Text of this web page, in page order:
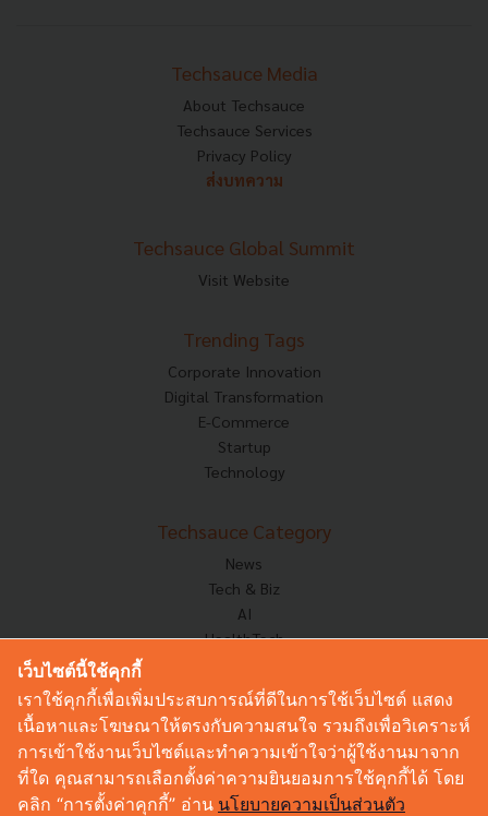
Techsauce Media
About Techsauce
Techsauce Services
Privacy Policy
ส่งบทความ
Techsauce Global Summit
Visit Website
Trending Tags
Corporate Innovation
Digital Transformation
E-Commerce
Startup
Technology
Techsauce Category
News
Tech & Biz
AI
HealthTech
Corp Innov
Saucy Thoughts
Sustainable
Videos
เว็บไซต์นี้ใช้คุกกี้
เราใช้คุกกี้เพื่อเพิ่มประสบการณ์ที่ดีในการใช้เว็บไซต์ แสดง
เนื้อหาและโฆษณาให้ตรงกับความสนใจ รวมถึงเพื่อวิเคราะห์
การเข้าใช้งานเว็บไซต์และทำความเข้าใจว่าผู้ใช้งานมาจาก
ที่ใด คุณสามารถเลือกตั้งค่าความยินยอมการใช้คุกกี้ได้ โดย
คลิก “การตั้งค่าคุกกี้” อ่าน นโยบายความเป็นส่วนตัว